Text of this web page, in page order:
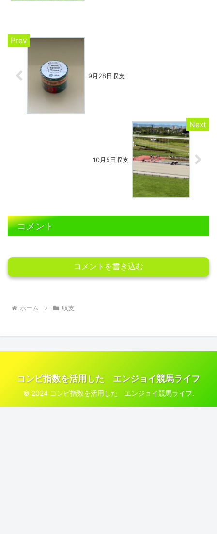
9月28日収支
10月5日収支
コメント
コメントを書き込む
ホーム 収支
コンピ指数を活用した エンジョイ競馬ライフ
© 2024 コンピ指数を活用した エンジョイ競馬ライフ.